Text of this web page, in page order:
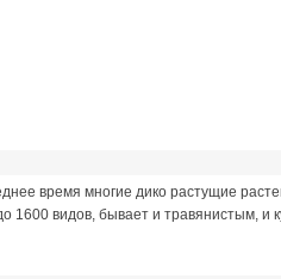
время многие дико растущие
1600 видов, бывает и травянистым,